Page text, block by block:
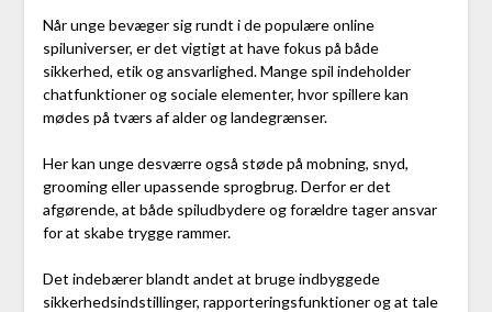
Når unge bevæger sig rundt i de populære online
spiluniverser, er det vigtigt at have fokus på både
sikkerhed, etik og ansvarlighed. Mange spil indeholder
chatfunktioner og sociale elementer, hvor spillere kan
mødes på tværs af alder og landegrænser.
Her kan unge desværre også støde på mobning, snyd,
grooming eller upassende sprogbrug. Derfor er det
afgørende, at både spiludbydere og forældre tager ansvar
for at skabe trygge rammer.
Det indebærer blandt andet at bruge indbyggede
sikkerhedsindstillinger, rapporteringsfunktioner og at tale